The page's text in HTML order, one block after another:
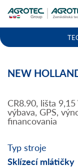
NEW
CR8.90, lišta
výbava, GPS,
financovania
Typ stroje
Sklízecí mlátičky